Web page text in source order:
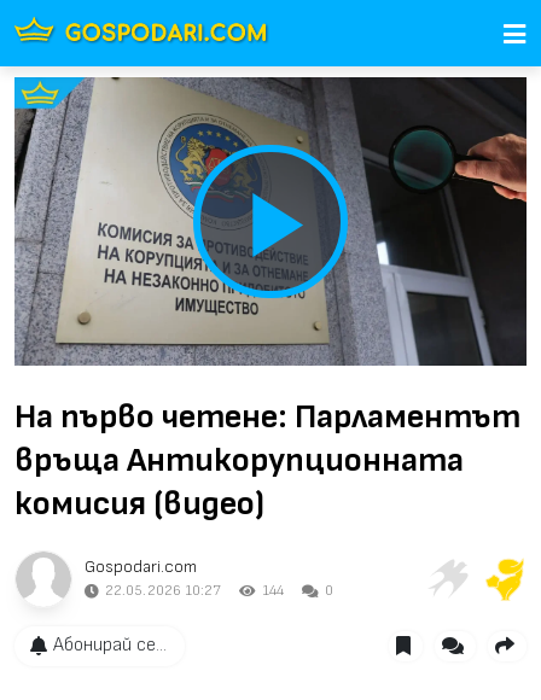
Play
Video
На първо четене: Парламентът
връща Антикорупционната
комисия (видео)
Gospodari.com
22.05.2026 10:27 144 0
Абонирай се...